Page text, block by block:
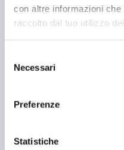
con altre informazioni
raccolto dal tuo utilizzo
delNecessari
Preferenze
Statistiche
Per ulteriori info:
VALUTARE: